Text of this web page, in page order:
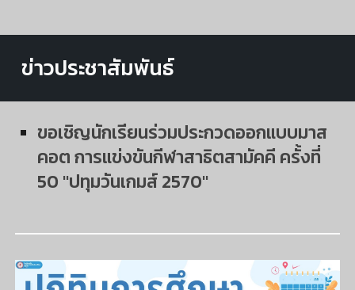
ข่าวประชาสัมพันธ์
ขอเชิญนักเรียนร่วมประกวดออกแบบมาส
คอต การแข่งขันกีฬาสาธิตสามัคคี ครั้งที่
50 "ปทุมวันเกมส์ 2570"